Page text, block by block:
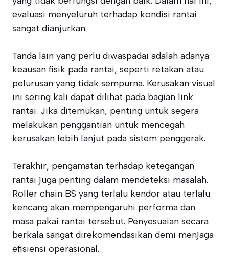
evaluasi menyeluruh terhadap kondisi rantai
sangat dianjurkan.
Tanda lain yang perlu diwaspadai adalah adanya
keausan fisik pada rantai, seperti retakan atau
pelurusan yang tidak sempurna. Kerusakan visual
ini sering kali dapat dilihat pada bagian link
rantai. Jika ditemukan, penting untuk segera
melakukan penggantian untuk mencegah
kerusakan lebih lanjut pada sistem penggerak.
Terakhir, pengamatan terhadap ketegangan
rantai juga penting dalam mendeteksi masalah.
Roller chain BS yang terlalu kendor atau terlalu
kencang akan mempengaruhi performa dan
masa pakai rantai tersebut. Penyesuaian secara
berkala sangat direkomendasikan demi menjaga
efisiensi operasional.